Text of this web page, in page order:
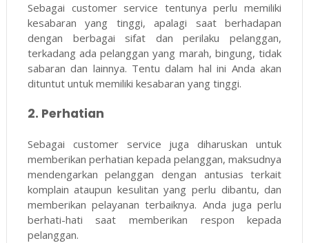
Sebagai customer service tentunya perlu memiliki
kesabaran yang tinggi, apalagi saat berhadapan
dengan berbagai sifat dan perilaku pelanggan,
terkadang ada pelanggan yang marah, bingung, tidak
sabaran dan lainnya. Tentu dalam hal ini Anda akan
dituntut untuk memiliki kesabaran yang tinggi.
2. Perhatian
Sebagai customer service juga diharuskan untuk
memberikan perhatian kepada pelanggan, maksudnya
mendengarkan pelanggan dengan antusias terkait
komplain ataupun kesulitan yang perlu dibantu, dan
memberikan pelayanan terbaiknya. Anda juga perlu
berhati-hati saat memberikan respon kepada
pelanggan.